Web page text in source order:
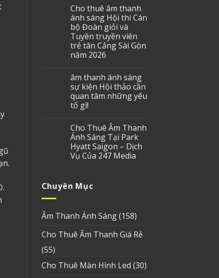
Cho thuê âm thanh
ánh sáng Hội thi Cán
bộ Đoàn giỏi và
Tuyên truyền viên
trẻ tân Cảng Sài Gòn
năm 2026
âm thanh ánh sáng
sự kiện Hội thảo cần
quan tâm những yếu
tố gì!
Cho Thuê Âm Thanh
Ánh Sáng Tại Park
Hyatt Saigon – Dịch
Vụ Của 247 Media
Chuyên Mục
Âm Thanh Ánh Sáng(158)
Cho Thuê Âm Thanh Giá Rẻ
(55)
Cho Thuê Màn Hình Led (30)